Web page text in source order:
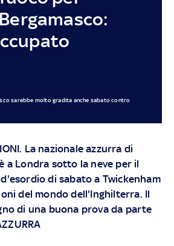
sarebbe molto gradita anche sabato contro
La nazionale azzurra di
a Londra sotto la neve per il
di sabato a Twickenham
del mondo dell'Inghilterra. Il
di una buona prova da parte